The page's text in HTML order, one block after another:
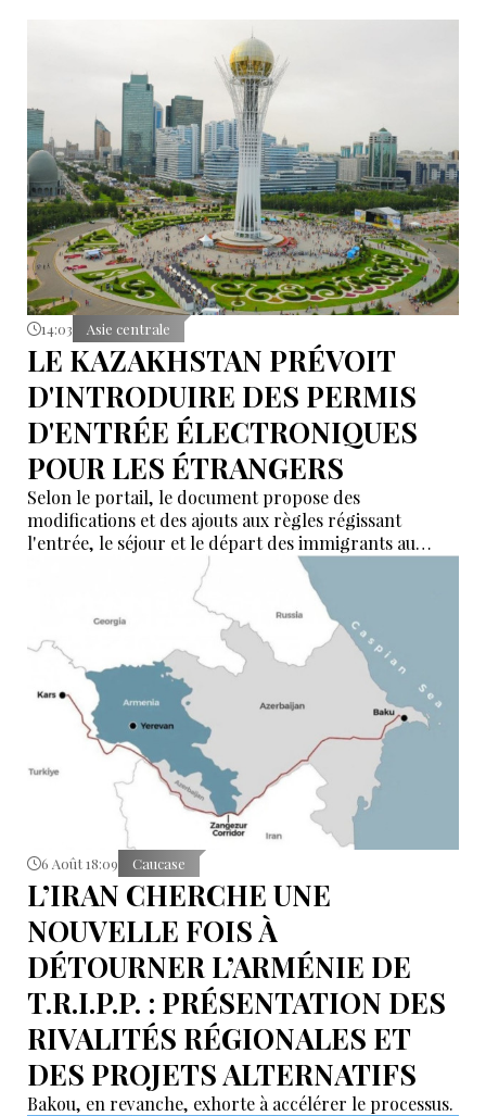
14:03 Asie centrale
LE KAZAKHSTAN PRÉVOIT
D'INTRODUIRE DES PERMIS
D'ENTRÉE ÉLECTRONIQUES
POUR LES ÉTRANGERS
Selon le portail, le document propose des
modifications et des ajouts aux règles régissant
l'entrée, le séjour et le départ des immigrants au
6 Août 18:09 Caucase
L’IRAN CHERCHE UNE
NOUVELLE FOIS À
DÉTOURNER L’ARMÉNIE DE
T.R.I.P.P. : PRÉSENTATION DES
RIVALITÉS RÉGIONALES ET
DES PROJETS ALTERNATIFS
Bakou, en revanche, exhorte à accélérer le processus.